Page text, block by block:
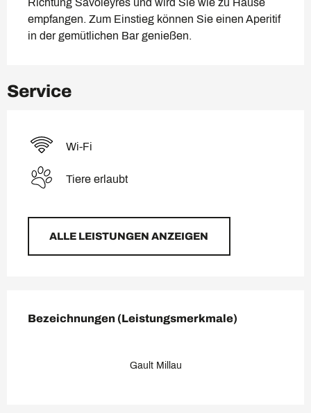
empfangen. Zum Einstieg können Sie einen Aperitif
in der gemütlichen Bar genießen.
Service
Wi-Fi
Tiere erlaubt
ALLE LEISTUNGEN ANZEIGEN
Bezeichnungen (Leistungsmerkmale)
Bezeichnungen (Leistungsmerkmale)
Gault Millau